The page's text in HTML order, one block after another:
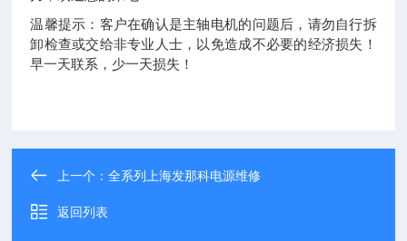
温馨提示：客户在确认是主轴电机的问题后，请勿自行拆
卸检查或交给非专业人士，以免造成不必要的经济损失！
早一天联系，少一天损失！
上一个：全系列上海发那科电源维修
返回列表